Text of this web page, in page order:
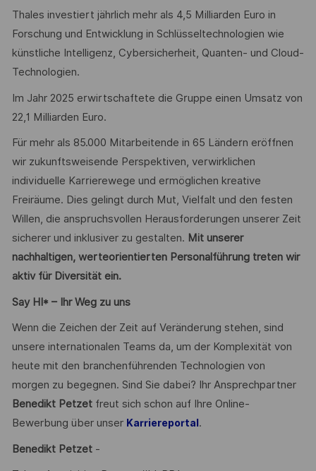
Thales investiert jährlich mehr als 4,5 Milliarden Euro in
Forschung und Entwicklung in Schlüsseltechnologien wie
künstliche Intelligenz, Cybersicherheit, Quanten- und Cloud-
Technologien.
Im Jahr 2025 erwirtschaftete die Gruppe einen Umsatz von
22,1 Milliarden Euro.
Für mehr als 85.000 Mitarbeitende in 65 Ländern eröffnen
wir zukunftsweisende Perspektiven, verwirklichen
individuelle Karrierewege und ermöglichen kreative
Freiräume. Dies gelingt durch Mut, Vielfalt und den festen
Willen, die anspruchsvollen Herausforderungen unserer Zeit
sicherer und inklusiver zu gestalten. Mit unserer
nachhaltigen, werteorientierten Personalführung treten wir
aktiv für Diversität ein.
Say HI* – Ihr Weg zu uns
Wenn die Zeichen der Zeit auf Veränderung stehen, sind
unsere internationalen Teams da, um der Komplexität von
heute mit den branchenführenden Technologien von
morgen zu begegnen. Sind Sie dabei? Ihr Ansprechpartner
Benedikt Petzetfreut sich schon auf Ihre Online-
Bewerbung über unser Karriereportal .
Benedikt Petzet -